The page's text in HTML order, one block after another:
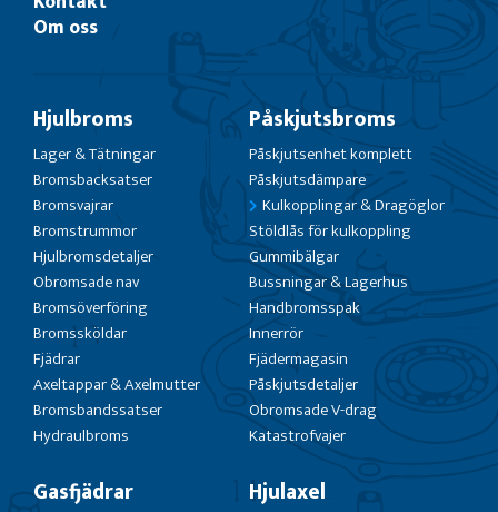
Om oss
Hjulbroms
Lager & Tätningar
Bromsbacksatser
Bromsvajrar
Bromstrummor
Hjulbromsdetaljer
Obromsade nav
Bromsöverföring
Bromssköldar
Fjädrar
Axeltappar & Axelmutter
Bromsbandssatser
Hydraulbroms
Påskjutsbroms
Påskjutsenhet komplett
Påskjutsdämpare
Kulkopplingar & Dragöglor
Stöldlås för kulkoppling
Gummibälgar
Bussningar & Lagerhus
Handbromsspak
Innerrör
Fjädermagasin
Påskjutsdetaljer
Obromsade V-drag
Katastrofvajer
Gasfjädrar Hjulaxel